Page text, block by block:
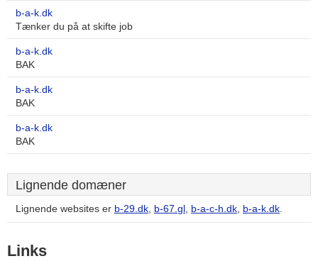
b-a-k.dk
Tænker du på at skifte job
b-a-k.dk
BAK
b-a-k.dk
BAK
b-a-k.dk
BAK
Lignende domæner
Lignende websites er b-29.dk, b-67.gl , b-a-c-h.dk, b-a-k.dk.
Links